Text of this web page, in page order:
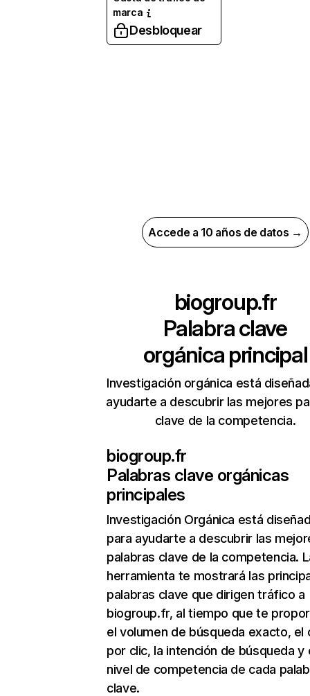
marca
Desbloquear
Accede a 10 años de datos →
biogroup.fr
Palabra clave
orgánica principal
Investigación orgánica está
ayudarte a descubrir las mejores
clave de la competencia.
biogroup.fr
Palabras clave orgánicas
principales
Investigación Orgánica está
para ayudarte a descubrir las
palabras clave de la competencia.
herramienta te mostrará las
palabras clave que dirigen tráfico a
biogroup.fr, al tiempo que te
el volumen de búsqueda exacto, el
por clic, la intención de búsqueda y
nivel de competencia de cada
clave.